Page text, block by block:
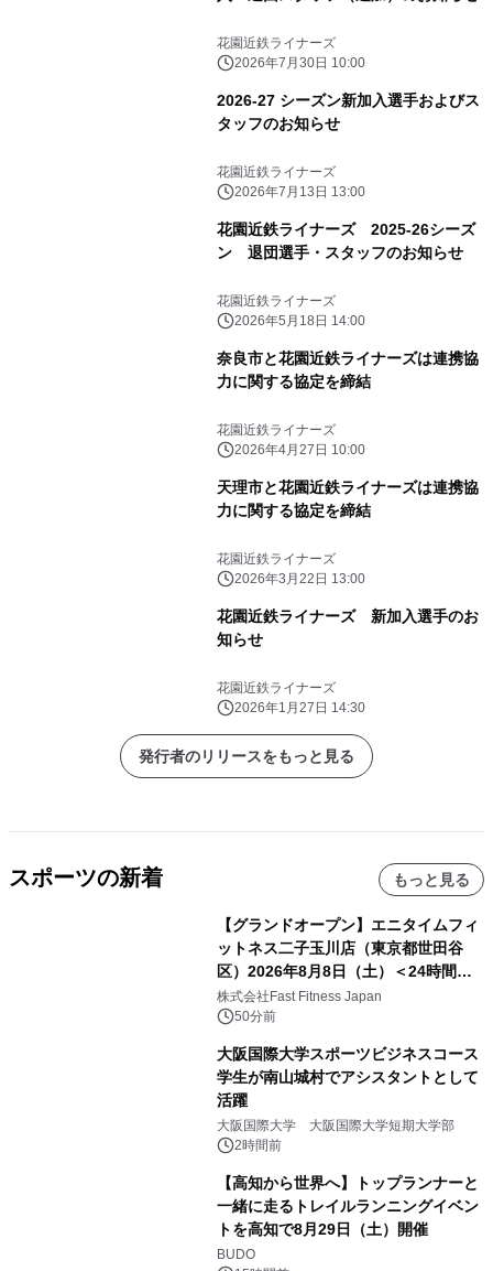
花園近鉄ライナーズ
2026年7月30日 10:00
2026-27 シーズン新加入選手およびス
タッフのお知らせ
花園近鉄ライナーズ
2026年7月13日 13:00
花園近鉄ライナーズ 2025-26シーズ
ン 退団選手・スタッフのお知らせ
花園近鉄ライナーズ
2026年5月18日 14:00
奈良市と花園近鉄ライナーズは連携協
力に関する協定を締結
花園近鉄ライナーズ
2026年4月27日 10:00
天理市と花園近鉄ライナーズは連携協
力に関する協定を締結
花園近鉄ライナーズ
2026年3月22日 13:00
花園近鉄ライナーズ 新加入選手のお
知らせ
花園近鉄ライナーズ
2026年1月27日 14:30
発行者のリリースをもっと見る
スポーツの新着 もっと見る
【グランドオープン】エニタイムフィ
ットネス二子玉川店（東京都世田谷
区）2026年8月8日（土）＜24時間年
中無休のフィットネスジム＞
株式会社Fast Fitness Japan
50分前
大阪国際大学スポーツビジネスコース
学生が南山城村でアシスタントとして
活躍
大阪国際大学 大阪国際大学短期大学部
2時間前
【高知から世界へ】トップランナーと
一緒に走るトレイルランニングイベン
トを高知で8月29日（土）開催
BUDO